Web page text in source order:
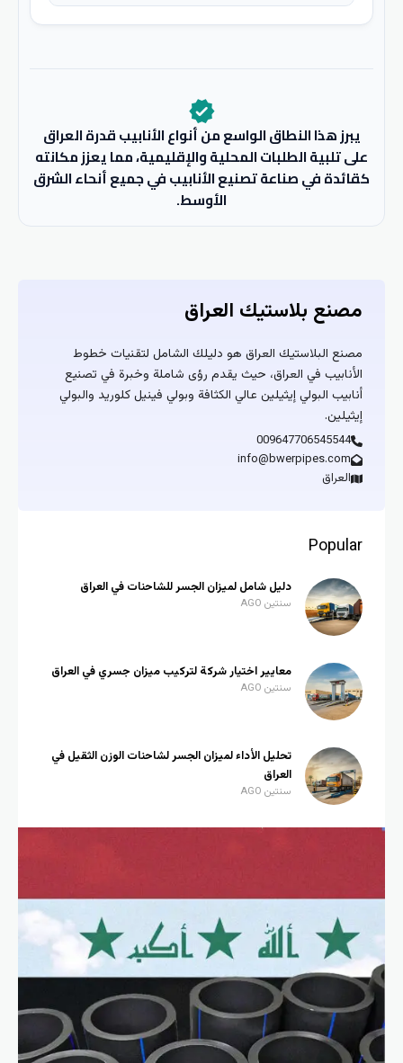
verified
يبرز هذا النطاق الواسع من أنواع الأنابيب قدرة العراق
على تلبية الطلبات المحلية والإقليمية، مما يعزز مكانته
كقائدة في صناعة تصنيع الأنابيب في جميع أنحاء الشرق
الأوسط.
مصنع بلاستيك العراق
مصنع البلاستيك العراق هو دليلك الشامل لتقنيات خطوط
الأنابيب في العراق، حيث يقدم رؤى شاملة وخبرة في تصنيع
أنابيب البولي إيثيلين عالي الكثافة وبولي فينيل كلوريد والبولي
إيثيلين.
009647706545544
info@bwerpipes.com
العراق
Popular
دليل شامل لميزان الجسر للشاحنات في العراق
سنتين AGO
معايير اختيار شركة لتركيب ميزان جسري في العراق
سنتين AGO
تحليل الأداء لميزان الجسر لشاحنات الوزن الثقيل في
العراق
سنتين AGO